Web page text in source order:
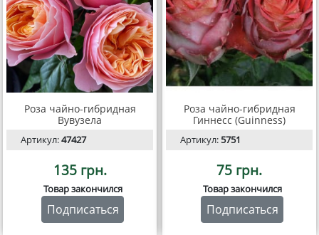
Роза чайно-гибридная
Вувузела
Артикул:47427
135 грн.
Товар закончился
Подписаться
Роза чайно-гибридная
Гиннесс (Guinness)
Артикул:5751
75 грн.
Товар закончился
Подписаться